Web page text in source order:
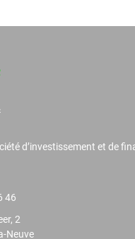
d’investissement et de
46
2
Neuve